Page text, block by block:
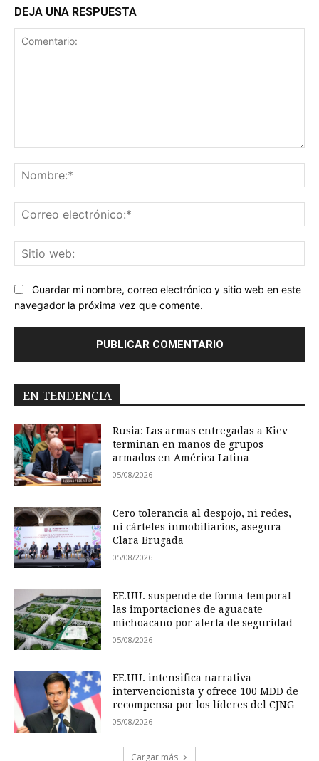
DEJA UNA RESPUESTA
Guardar mi nombre, correo electrónico y sitio web en este
navegador la próxima vez que comente.
EN TENDENCIA
Rusia: Las armas entregadas a Kiev
terminan en manos de grupos
armados en América Latina
05/08/2026
Cero tolerancia al despojo, ni redes,
ni cárteles inmobiliarios, asegura
Clara Brugada
05/08/2026
EE.UU. suspende de forma temporal
las importaciones de aguacate
michoacano por alerta de seguridad
05/08/2026
EE.UU. intensifica narrativa
intervencionista y ofrece 100 MDD de
recompensa por los líderes del CJNG
05/08/2026
Cargar más